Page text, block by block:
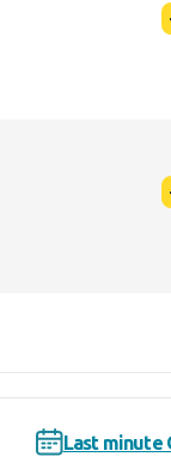
Last minute